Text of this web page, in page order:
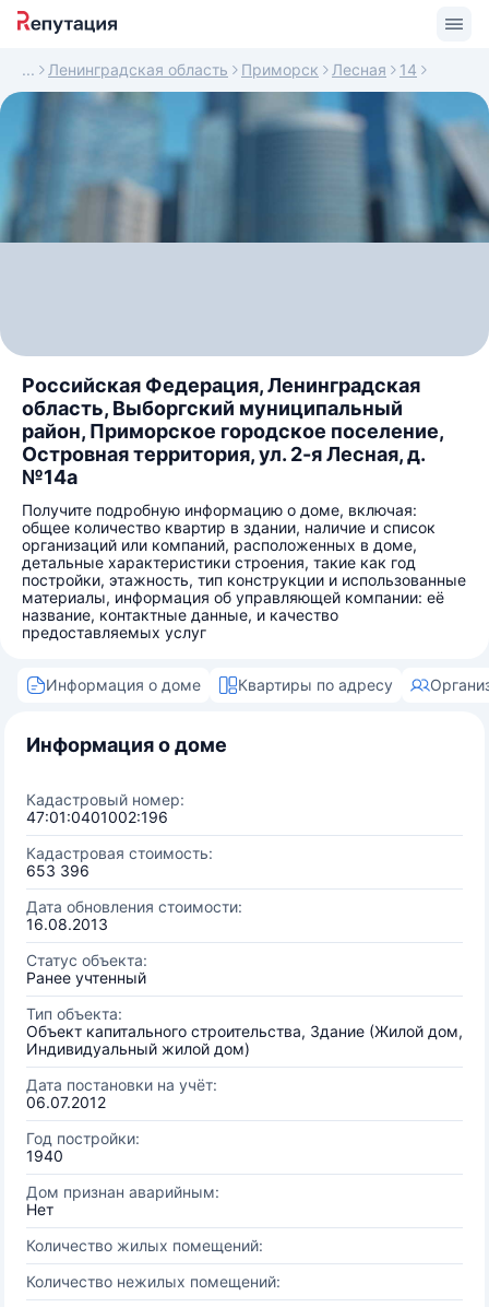
Ленинградская область Приморск Лесная 14
Российская Федерация, Ленинградская
область, Выборгский муниципальный
район, Приморское городское поселение,
Островная территория, ул. 2-я Лесная, д.
№14а
Получите подробную информацию о доме, включая:
общее количество квартир в здании, наличие и список
организаций или компаний, расположенных в доме,
детальные характеристики строения, такие как год
постройки, этажность, тип конструкции и использованные
материалы, информация об управляющей компании: её
название, контактные данные, и качество
предоставляемых услуг
Информация о доме Квартиры по адресу
Информация о доме
Кадастровый номер:
47:01:0401002:196
Кадастровая стоимость:
653 396
Дата обновления стоимости:
16.08.2013
Статус объекта:
Ранее учтенный
Тип объекта:
Объект капитального строительства, Здание (Жилой дом,
Индивидуальный жилой дом)
Дата постановки на учёт:
06.07.2012
Год постройки:
1940
Дом признан аварийным:
Нет
Количество жилых помещений:
Количество нежилых помещений: